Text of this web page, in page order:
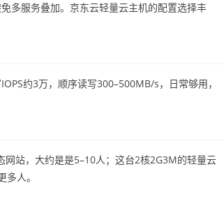
多服务叠加。京东云轻量云主机的配置选择丰
约3万，顺序读写300–500MB/s，日常够用，
站，大约是是5–10人；这台2核2G3M的轻量云
人。